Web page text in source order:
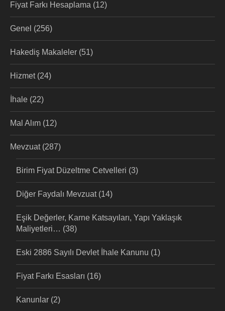
Fiyat Farkı Hesaplama (12)
Genel (256)
Hakediş Makaleler (51)
Hizmet(24)
İhale (22)
Mal Alım (12)
Mevzuat(287)
Birim Fiyat Düzeltme Cetvelleri (3)
Diğer Faydalı Mevzuat(14)
Eşik Değerler, Karne Katsayıları, Yapı Yaklaşık
Maliyetleri… (38)
Eski 2886 Sayılı Devlet İhale Kanunu (1)
Fiyat Farkı Esasları (16)
Kanunlar (2)